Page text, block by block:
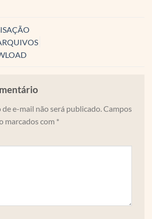
e-mail não será publicado. Campos
marcados com *